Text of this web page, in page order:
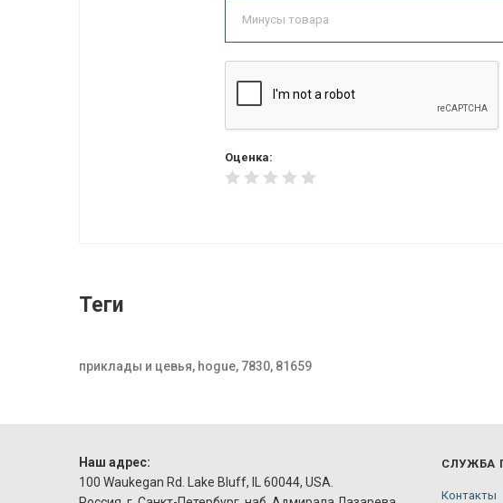
Оценка:
Теги
приклады и цевья, hogue, 7830, 81659
Наш адрес:
100 Waukegan Rd. Lake Bluff, IL 60044, USA.
СЛУЖБА
Контакты